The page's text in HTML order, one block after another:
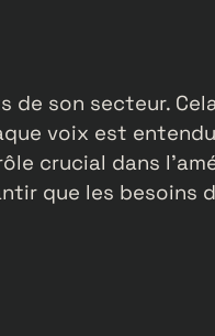
son secteur.
voix est
crucial dans
que les besoins